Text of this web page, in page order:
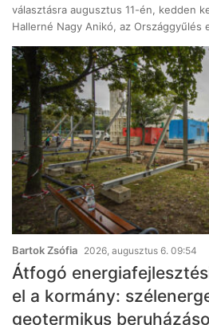
választásra augusztus 11-én, kedden
Hallerné Nagy Anikó, az Országgyűlés
Bartok Zsófia 2026, augusztus 6. 09:54
Átfogó
el a kormány:
geotermikus